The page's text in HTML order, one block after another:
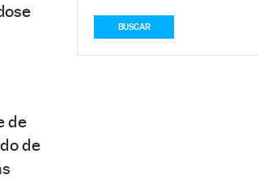
de
de
BUSCAR